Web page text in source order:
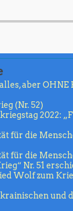
aber OHNE
(Nr. 52)
2022:
für die
für die
Nr. 51
Wolf zum
und